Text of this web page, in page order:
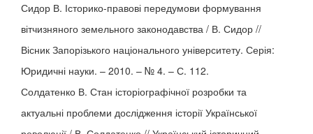
Сидор В. Історико-правові передумови формування
вітчизняного земельного законодавства / В. Сидор //
Вісник Запорізького національного університету. Серія:
Юридичні науки. – 2010. – № 4. – С. 112.
Солдатенко В. Стан історіографічної розробки та
актуальні проблеми дослідження історії Української